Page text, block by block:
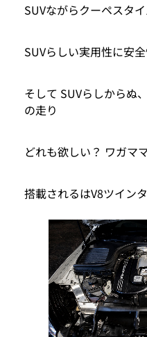
SUVながらクーペスタ
SUVらしい実用性に安
そして SUVらしからぬ
の走り
どれも欲しい？ ワガマ
搭載されるはV8ツイン